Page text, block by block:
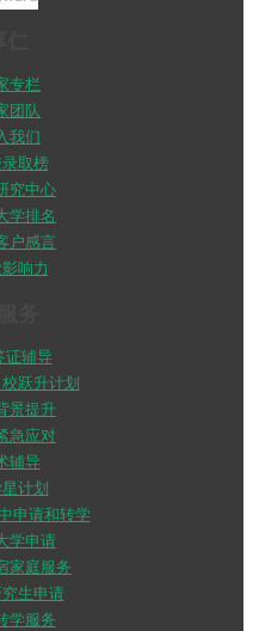
专栏
团队
我们
取榜
究中心
学排名
户感言
响力
证辅导
跃升计划
景提升
急应对
辅导
计划
申请和转学
学申请
家庭服务
生申请
学服务